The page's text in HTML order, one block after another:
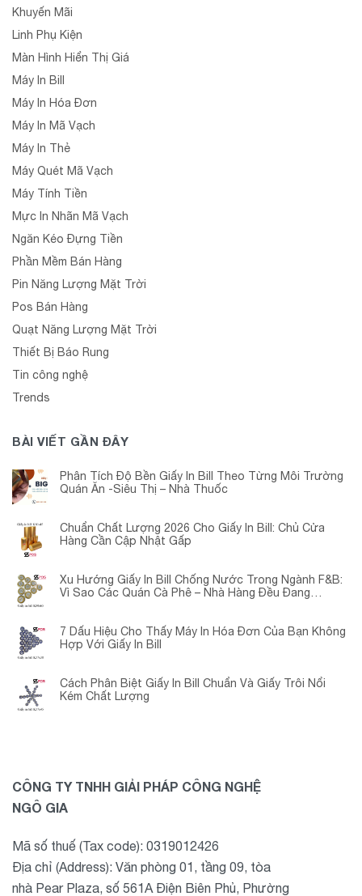
Khuyến Mãi
Linh Phụ Kiện
Màn Hình Hiển Thị Giá
Máy In Bill
Máy In Hóa Đơn
Máy In Mã Vạch
Máy In Thẻ
Máy Quét Mã Vạch
Máy Tính Tiền
Mực In Nhãn Mã Vạch
Ngăn Kéo Đựng Tiền
Phần Mềm Bán Hàng
Pin Năng Lượng Mặt Trời
Pos Bán Hàng
Quạt Năng Lượng Mặt Trời
Thiết Bị Báo Rung
Tin công nghệ
Trends
BÀI VIẾT GẦN ĐÂY
Phân Tích Độ Bền Giấy In Bill Theo Từng Môi Trường
Quán Ăn -Siêu Thị – Nhà Thuốc
Chuẩn Chất Lượng 2026 Cho Giấy In Bill: Chủ Cửa
Hàng Cần Cập Nhật Gấp
Xu Hướng Giấy In Bill Chống Nước Trong Ngành F&B:
Vì Sao Các Quán Cà Phê – Nhà Hàng Đều Đang
7 Dấu Hiệu Cho Thấy Máy In Hóa Đơn Của Bạn Không
Hợp Với Giấy In Bill
Cách Phân Biệt Giấy In Bill Chuẩn Và Giấy Trôi Nổi
Kém Chất Lượng
CÔNG TY TNHH GIẢI PHÁP CÔNG NGHỆ
NGÔ GIA
Mã số thuế (Tax code): 0319012426
Địa chỉ (Address): Văn phòng 01, tầng 09, tòa
nhà Pear Plaza, số 561A Điện Biên Phủ, Phường